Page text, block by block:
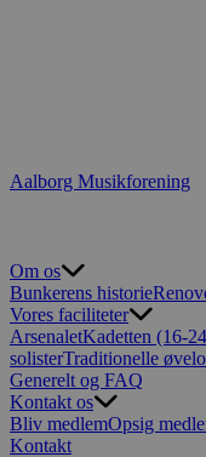
Aalborg Musikforening
Om os
Bunkerens historie
Vores faciliteter
ArsenaletKadetten (16-
solisterTraditionelle
Generelt og FAQ
Kontakt os
Bliv medlemOpsig
Kontakt